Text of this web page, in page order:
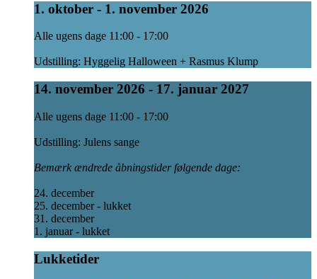
1. oktober - 1. november 2026
Alle ugens dage 11:00 - 17:00
Udstilling: Hyggelig Halloween + Rasmus Klump
14. november 2026 - 17. januar 2027
Alle ugens dage 11:00 - 17:00
Udstilling: Julens sange
Bemærk ændrede åbningstider følgende dage:
24. december
25. december - lukket
31. december
1. januar - lukket
Lukketider